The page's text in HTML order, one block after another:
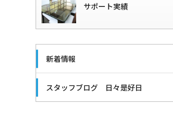
サポート実績
新着情報
スタッフブログ 日々是好日